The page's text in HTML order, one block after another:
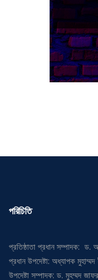
পরিচিতি
প্রতিষ্ঠাতা প্রধান সম্পাদক:
প্রধান উপদেষ্টা: অধ্যাপক
উপদেষ্টা সম্পাদক: ড. মুহম্মদ